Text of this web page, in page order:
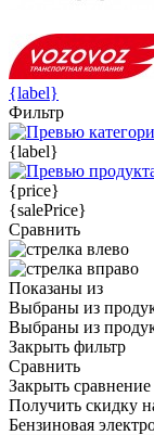
{label}
Фильтр
{label}
{price}
{salePrice}
Сравнить
Показаны из
Выбраны из
Выбраны из
Закрыть фильтр
Сравнить
Закрыть сравнение
Получить скидку
Бензиновая